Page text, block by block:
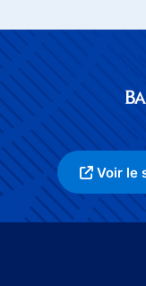
Voir le